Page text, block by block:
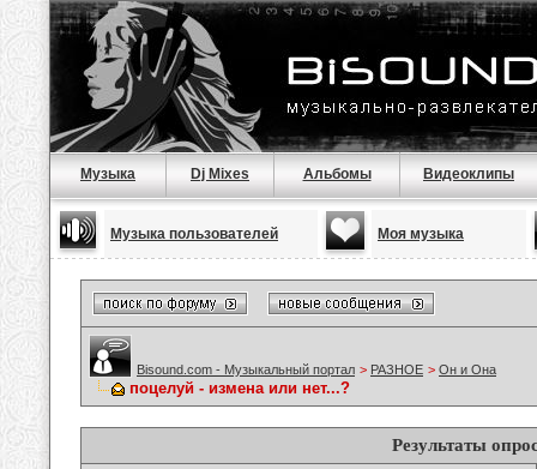
Музыка Dj Mixes Альбомы Видеоклипы
Музыка пользователей Моя музыка
Bisound.com - Музыкальный портал > РАЗНОЕ > Он и Она
поцелуй - измена или нет...?
Результаты